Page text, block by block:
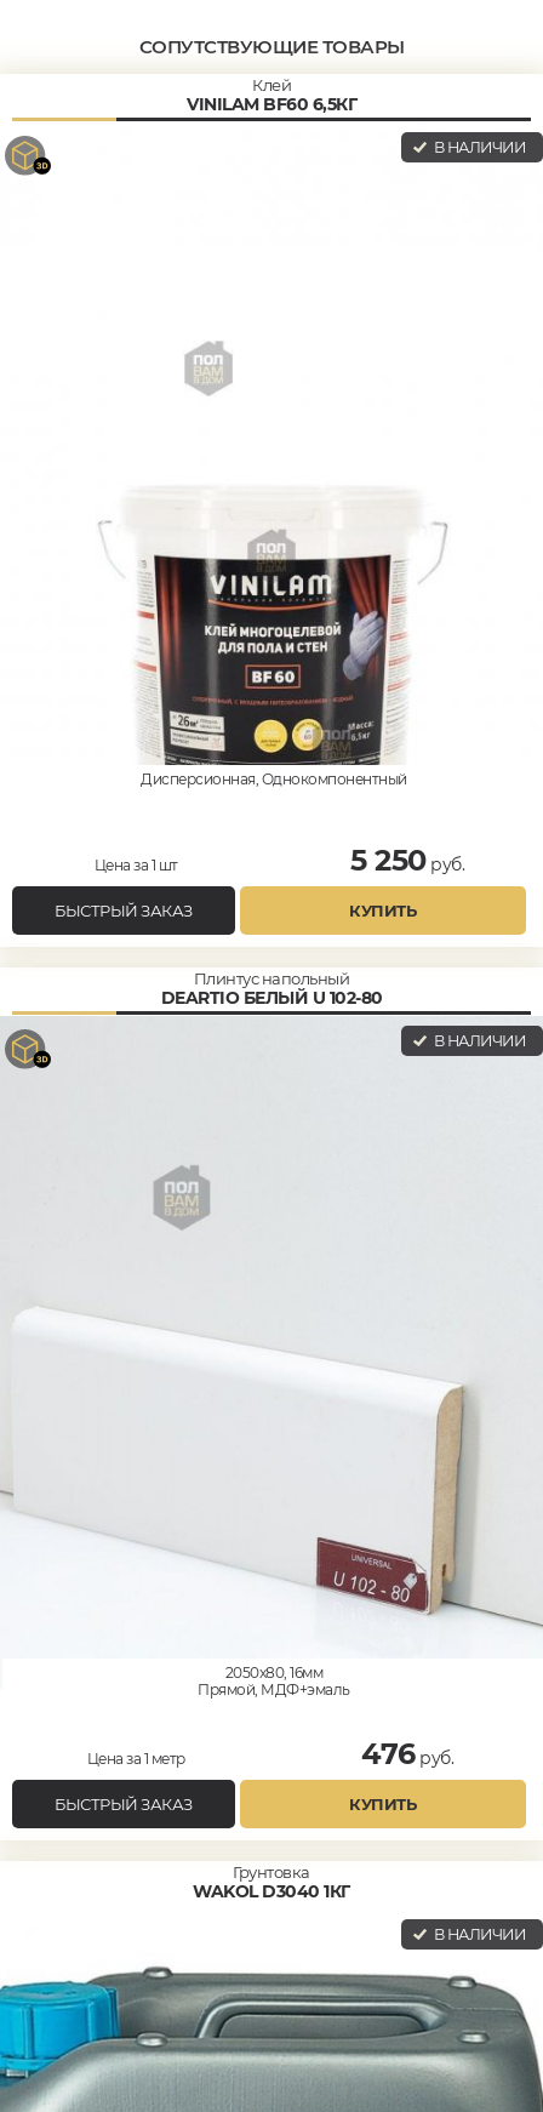
СОПУТСТВУЮЩИЕ ТОВАРЫ
Клей
VINILAM BF60 6,5КГ
В НАЛИЧИИ
Дисперсионная, Однокомпонентный
Цена за 1 шт 5 250руб.
БЫСТРЫЙ ЗАКАЗ КУПИТЬ
Плинтус напольный
DEARTIO БЕЛЫЙ U 102-80
В НАЛИЧИИ
2050x80, 16мм
Прямой, МДФ+эмаль
Цена за 1 метр 476руб.
БЫСТРЫЙ ЗАКАЗ КУПИТЬ
Грунтовка
WAKOL D3040 1КГ
В НАЛИЧИИ